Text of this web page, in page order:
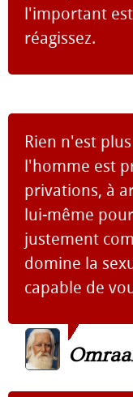
l'important
réagissez.
Rien n'est
l'homme est
privations, à
lui-même
justement
domine la
capable de